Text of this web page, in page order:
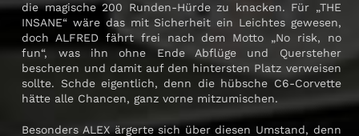
die magische 200 Runden-Hürde zu knacken. Für „THE
INSANE“ wäre das mit Sicherheit ein Leichtes gewesen,
doch ALFRED fährt frei nach dem Motto „No risk, no
fun“, was ihn ohne Ende Abflüge und Quersteher
bescheren und damit auf den hintersten Platz verweisen
sollte. Schde eigentlich, denn die hübsche C6-Corvette
hätte alle Chancen, ganz vorne mitzumischen.
Besonders ALEX ärgerte sich über diesen Umstand, denn